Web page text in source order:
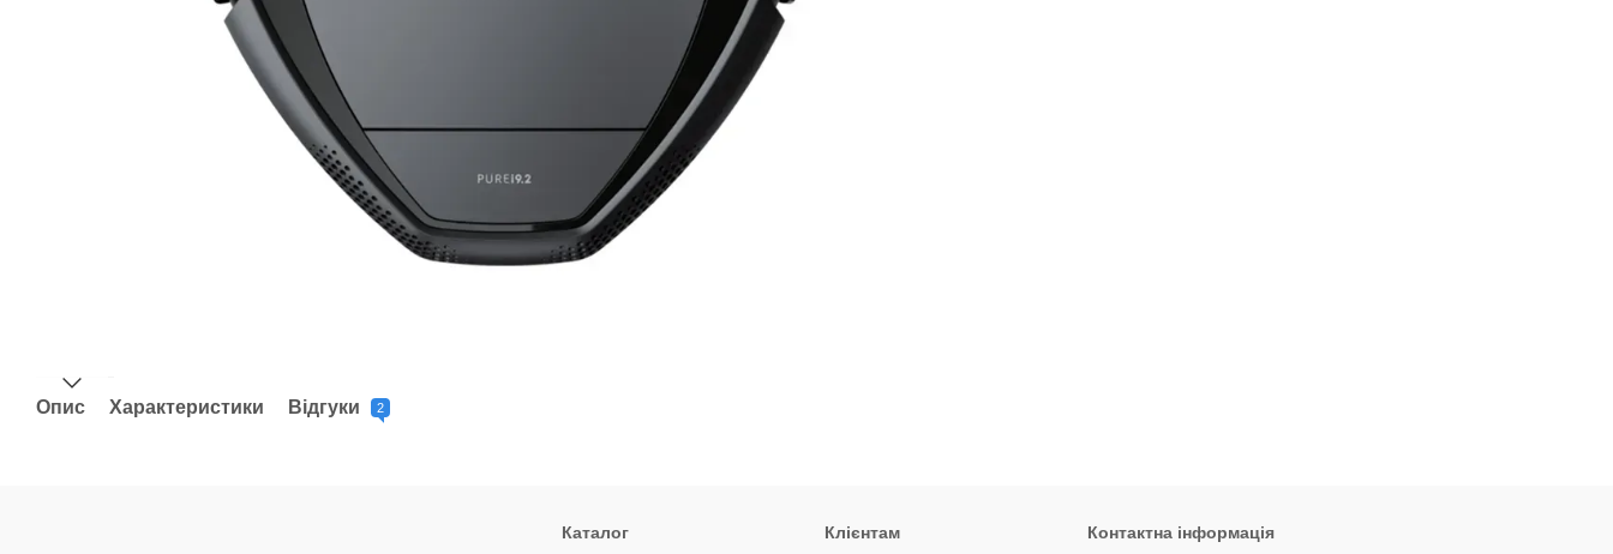
Опис Характеристики Відгуки 2
Каталог Клієнтам Контактна інформація